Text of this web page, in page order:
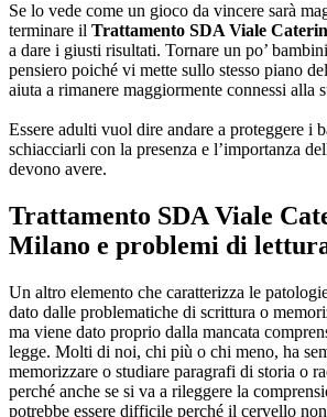
Se lo vede come un gioco da vincere sarà
terminare il Trattamento SDA Viale
a dare i giusti risultati. Tornare un po’
pensiero poiché vi mette sullo stesso piano
aiuta a rimanere maggiormente connessi alla
Essere adulti vuol dire andare a proteggere i
schiacciarli con la presenza e l’importanza
devono avere.
Trattamento SDA Viale
Milano e problemi di
Un altro elemento che caratterizza le
dato dalle problematiche di scrittura o
ma viene dato proprio dalla mancata
legge. Molti di noi, chi più o chi meno, ha
memorizzare o studiare paragrafi di storia o
perché anche se si va a rileggere la
potrebbe essere difficile perché il cervello